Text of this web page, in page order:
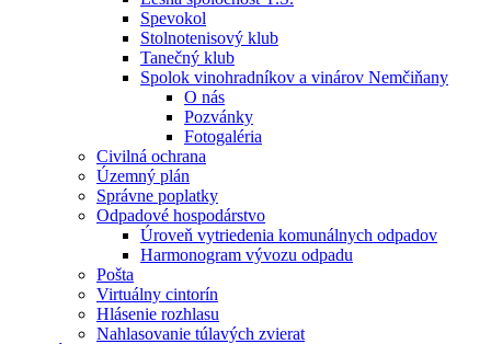
Spevokol
Stolnotenisový klub
Tanečný klub
Spolok vinohradníkov a vinárov Nemčiňany
O nás
Pozvánky
Fotogaléria
Civilná ochrana
Územný plán
Správne poplatky
Odpadové hospodárstvo
Úroveň vytriedenia komunálnych odpadov
Harmonogram vývozu odpadu
Pošta
Virtuálny cintorín
Hlásenie rozhlasu
Nahlasovanie túlavých zvierat